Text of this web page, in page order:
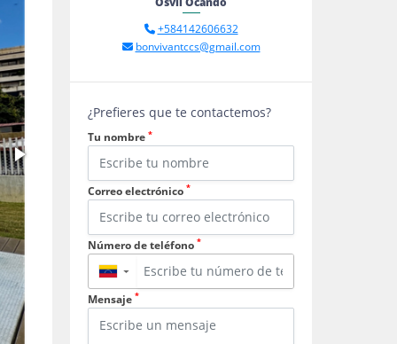
+584142606632
bonvivantccs@gmail.com
¿Prefieres que te contactemos?
Tu nombre *
Correo electrónico *
Número de teléfono *
▼
Mensaje *